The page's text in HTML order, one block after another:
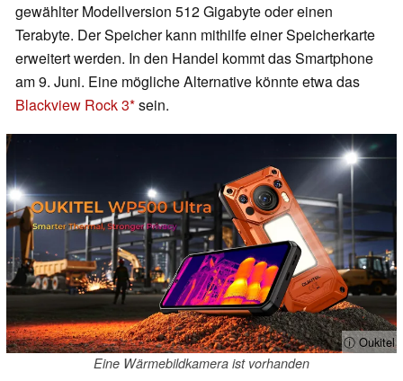
gewählter Modellversion 512 Gigabyte oder einen
Terabyte. Der Speicher kann mithilfe einer Speicherkarte
erweitert werden. In den Handel kommt das Smartphone
am 9. Juni. Eine mögliche Alternative könnte etwa das
Blackview Rock 3 sein.
ⓘ Oukitel
Eine Wärmebildkamera ist vorhanden